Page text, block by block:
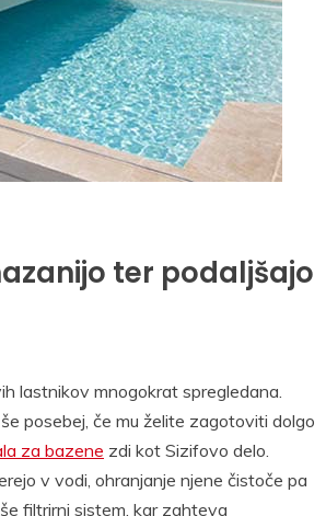
ter podaljšajo
lastnikov mnogokrat spregledana.
posebej, če mu želite zagotoviti dolgo
za bazene zdi kot Sizifovo delo.
v vodi, ohranjanje njene čistoče pa
filtrirni sistem, kar zahteva